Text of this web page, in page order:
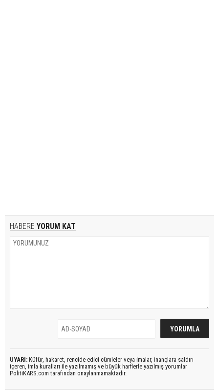
HABERE YORUM KAT
UYARI: Küfür, hakaret, rencide edici cümleler veya imalar, inançlara saldırı
içeren, imla kuralları ile yazılmamış ve büyük harflerle yazılmış yorumlar
PolitiKARS.com tarafından onaylanmamaktadır.